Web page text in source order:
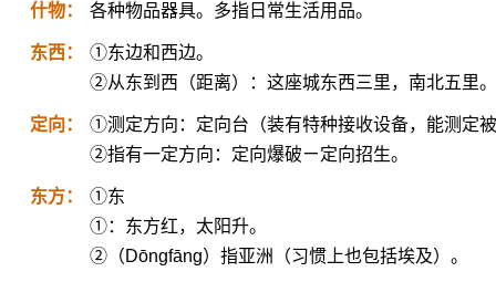
什物： 各种物品器具。多指日常生活用品。
东西：
①东边和西边。
②从东到西（距离）：这座城东西三里，南北五里。
定向：
①测定方向：定向台（装有特种接收设备，能测定
②指有一定方向：定向爆破ㄧ定向招生。
东方：
①东
①：东方红，太阳升。
②（Dōngfāng）指亚洲（习惯上也包括埃及）。